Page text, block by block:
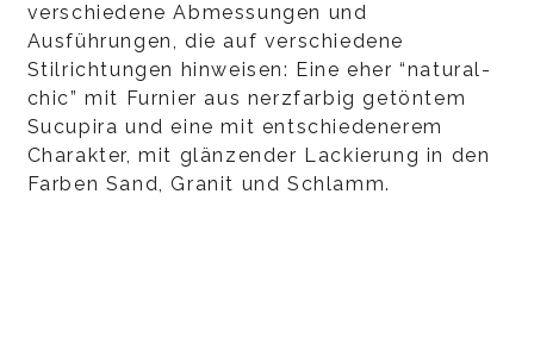
verschiedene Abmessungen und
Ausführungen, die auf verschiedene
Stilrichtungen hinweisen: Eine eher “natural-
chic” mit Furnier aus nerzfarbig getöntem
Sucupira und eine mit entschiedenerem
Charakter, mit glänzender Lackierung in den
Farben Sand, Granit und Schlamm.